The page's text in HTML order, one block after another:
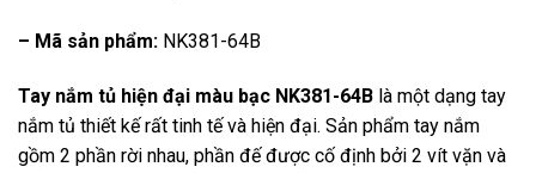
– Mã sản phẩm: NK381-64B
Tay nắm tủ hiện đại màu bạc NK381-64B là một dạng tay
nắm tủ thiết kế rất tinh tế và hiện đại. Sản phẩm tay nắm
gồm 2 phần rời nhau, phần đế được cố định bởi 2 vít vặn và